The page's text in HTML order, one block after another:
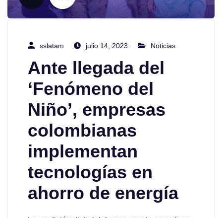
sslatam julio 14, 2023 Noticias
Ante llegada del
‘Fenómeno del
Niño’, empresas
colombianas
implementan
tecnologías en
ahorro de energía